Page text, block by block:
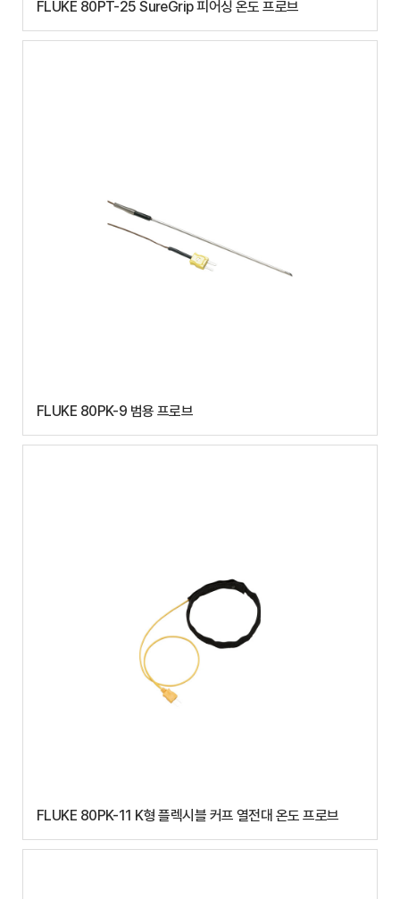
FLUKE 80PT-25 SureGrip 피어싱 온도 프로브
FLUKE 80PK-9 범용 프로브
FLUKE 80PK-11 K형 플렉시블 커프 열전대 온도 프로브